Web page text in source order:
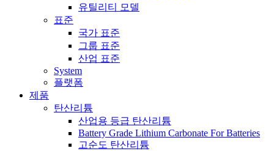
유틸리티 모델
표준
국가 표준
그룹 표준
산업 표준
System
플랫폼
제품
탄산리튬
산업용 등급 탄산리튬
Battery Grade Lithium Carbonate For Batteries
고순도 탄산리튬